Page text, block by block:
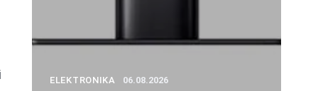
ELEKTRONIKA 06.08.2026